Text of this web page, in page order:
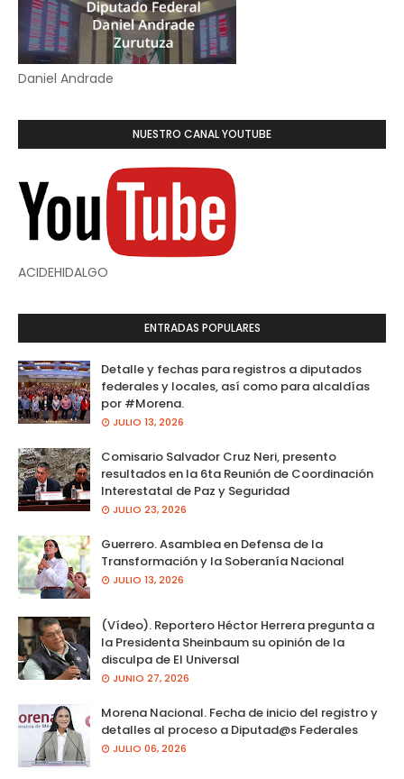
Daniel Andrade
NUESTRO CANAL YOUTUBE
ACIDEHIDALGO
ENTRADAS POPULARES
Detalle y fechas para registros a diputados
federales y locales, así como para alcaldías
por #Morena.
JULIO 13, 2026
Comisario Salvador Cruz Neri, presento
resultados en la 6ta Reunión de Coordinación
Interestatal de Paz y Seguridad
JULIO 23, 2026
Guerrero. Asamblea en Defensa de la
Transformación y la Soberanía Nacional
JULIO 13, 2026
(Vídeo). Reportero Héctor Herrera pregunta a
la Presidenta Sheinbaum su opinión de la
disculpa de El Universal
JUNIO 27, 2026
Morena Nacional. Fecha de inicio del registro y
detalles al proceso a Diputad@s Federales
JULIO 06, 2026